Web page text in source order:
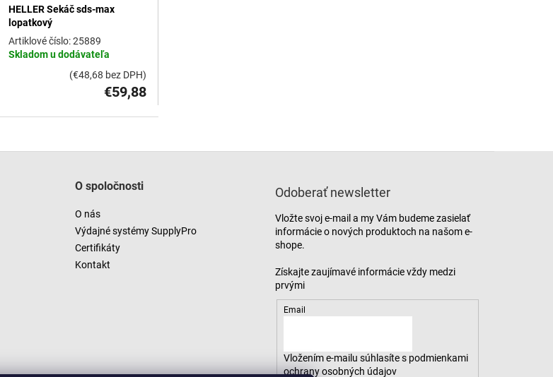
HELLER Sekáč sds-max
lopatkový
Skladom u dodávateľa
25889
€59,88
(€48,68 bez DPH)
v
d
c
i
e
r
O spoločnosti
O nás
Výdajné systémy SupplyPro
Certifikáty
Kontakt
Odoberať newsletter
Vložte svoj e-mail a my Vám budeme zasielať
informácie o nových produktoch na našom e-
shope.
Email
Vložením e-mailu súhlasíte s podmienkami
ochrany osobných údajov